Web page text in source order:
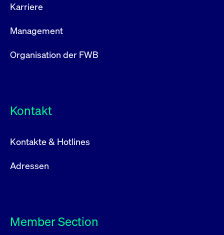
Karriere
Management
Organisation der FWB
Kontakt
Kontakte & Hotlines
Adressen
Member Section